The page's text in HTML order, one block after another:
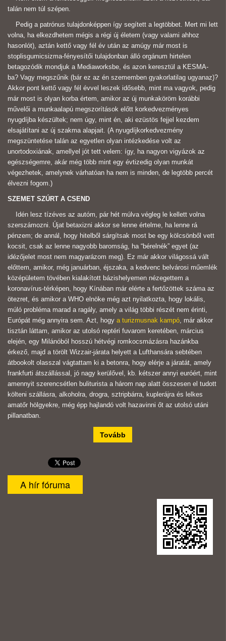
talán nem túl szépen.
Pedig a patrónus tulajdonképpen így segített a legtöbbet. Mert mi lett
volna, ha elkezdhetem mégis a régi új életem (vagy valami ahhoz
hasonlót), aztán kettő vagy fél év után az amúgy már most is
stoplisgumicsizma-fényesítői tulajdonban álló orgánum hirtelen
betagozódik mondjuk a Mediaworksbe, és azon keresztül a KESMA-
ba? Vagy megszűnik (bár ez az én szememben gyakorlatilag ugyanaz)?
Akkor pont kettő vagy fél évvel leszek idősebb, mint ma vagyok, pedig
már most is olyan korba értem, amikor az új munkaköröm korábbi
művelői a munkaalapú megszorítások előtt korkedvezményes
nyugdíjba készültek; nem úgy, mint én, aki ezüstös fejjel kezdem
elsajátítani az új szakma alapjait. (A nyugdíjkorkedvezmény
megszüntetése talán az egyetlen olyan intézkedése volt az
unortodoxiának, amellyel jót tett velem: így, ha nagyon vigyázok az
egészségemre, akár még több mint egy évtizedig olyan munkát
végezhetek, amelynek várhatóan ha nem is minden, de legtöbb percét
élvezni fogom.)
SZEMET SZÚRT A CSEND
Idén lesz tízéves az autóm, pár hét múlva végleg le kellett volna
szerszámozni. Újat betaxizni akkor se lenne értelme, ha lenne rá
pénzem; de annál, hogy hitelből sárgítsak most be egy kölcsönből vett
kocsit, csak az lenne nagyobb baromság, ha “bérelnék” egyet (az
idézőjelet most nem magyarázom meg). Ez már akkor világossá vált
előttem, amikor, még januárban, éjszaka, a kedvenc belvárosi műemlék
középületem tövében kialakított bázishelyemen nézegettem a
koronavírus-térképen, hogy Kínában már elérte a fertőzöttek száma az
ötezret, és amikor a WHO elnöke még azt nyilatkozta, hogy lokális,
múló probléma marad a ragály, amely a világ többi részét nem érinti,
Európát még annyira sem. Azt, hogy a turizmusnak kampó, már akkor
tisztán láttam, amikor az utolsó reptéri fuvarom keretében, március
elején, egy Milánóból hosszú hétvégi romkocsmázásra hazánkba
érkező, majd a törölt Wizzair-járata helyett a Lufthansára sebtében
átbookolt olasszal vágtattam ki a betonra, hogy elérje a járatát, amely
frankfurti átszállással, jó nagy kerülővel, kb. kétszer annyi euróért, mint
amennyit szerencsétlen buliturista a három nap alatt összesen el tudott
költeni szállásra, alkoholra, drogra, sztripbárra, kuplerájra és lelkes
amatőr hölgyekre, még épp hajlandó volt hazavinni őt az utolsó utáni
pillanatban.
Tovább
A hír fóruma